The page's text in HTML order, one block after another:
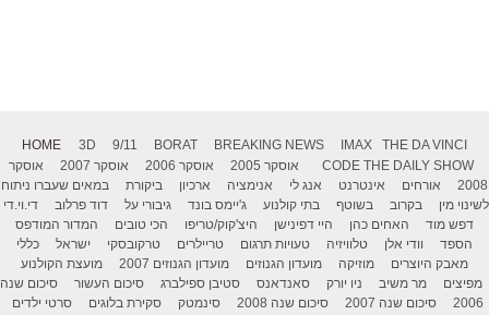
HOME 3D 9/11 BORAT BREAKING NEWS IMAX
THE DA VINCI
CODE THE DAILY SHOW אוסקר 2005 אוסקר 2006 אוסקר 2007
אוסקר
2008
אורחים אינטרנט אנג לי אנימציה ארכיון ביקורת
במאים שעברו ניתוח
לשינוי מין
בקרוב בשוטף בתי קולנוע ג'יימס בונד גיבורי על דוד פרלוב
די.וי.די
דפש מוד
האחים כהן היי דפינישן היצ'קוק/טריפו הכי טובים
המדור המודפס
הספד
וודי אלן טלוויזיה טעויות תרגום טריילרים טרקובסקי ישראל
כללי
מאבק היוצרים
מוזיקה מועדון הגנוזים מועדון הגנוזים 2007
מועצת הקולנוע
מפיצים
מר משיב ניו יורק סאנדאנס סטיבן ספילברג סיכום העשור
סיכום שנה
2006
סיכום שנה 2007 סיכום שנה 2008 סינמטק סקירת בלוגים סרטי ילדים